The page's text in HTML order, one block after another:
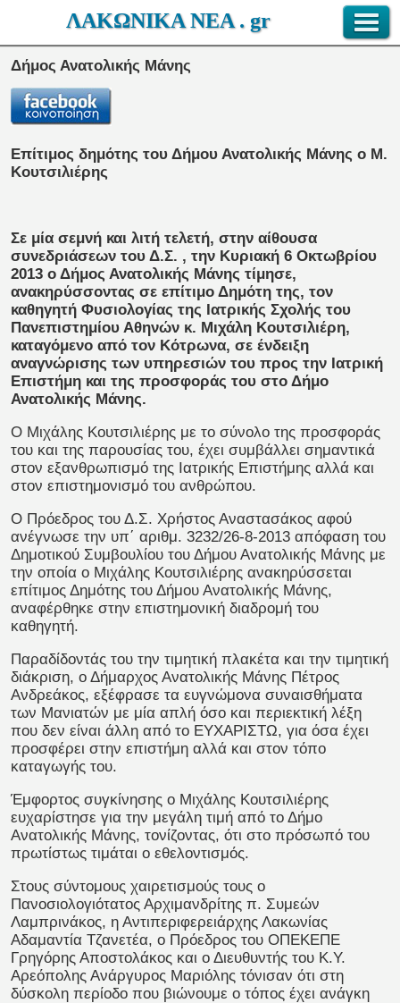
ΛΑΚΩΝΙΚΑ ΝΕΑ . gr
Δήμος Ανατολικής Μάνης
Επίτιμος δημότης του Δήμου Ανατολικής Μάνης ο Μ.
Κουτσιλιέρης
Σε μία σεμνή και λιτή τελετή, στην αίθουσα
συνεδριάσεων του Δ.Σ. , την Κυριακή 6 Οκτωβρίου
2013 ο Δήμος Ανατολικής Μάνης τίμησε,
ανακηρύσσοντας σε επίτιμο Δημότη της, τον
καθηγητή Φυσιολογίας της Ιατρικής Σχολής του
Πανεπιστημίου Αθηνών κ. Μιχάλη Κουτσιλιέρη,
καταγόμενο από τον Κότρωνα, σε ένδειξη
αναγνώρισης των υπηρεσιών του προς την Ιατρική
Επιστήμη και της προσφοράς του στο Δήμο
Ανατολικής Μάνης.
Ο Μιχάλης Κουτσιλιέρης με το σύνολο της προσφοράς
του και της παρουσίας του, έχει συμβάλλει σημαντικά
στον εξανθρωπισμό της Ιατρικής Επιστήμης αλλά και
στον επιστημονισμό του ανθρώπου.
Ο Πρόεδρος του Δ.Σ. Χρήστος Αναστασάκος αφού
ανέγνωσε την υπ΄ αριθμ. 3232/26-8-2013 απόφαση του
Δημοτικού Συμβουλίου του Δήμου Ανατολικής Μάνης με
την οποία ο Μιχάλης Κουτσιλιέρης ανακηρύσσεται
επίτιμος Δημότης του Δήμου Ανατολικής Μάνης,
αναφέρθηκε στην επιστημονική διαδρομή του
καθηγητή.
Παραδίδοντάς του την τιμητική πλακέτα και την τιμητική
διάκριση, ο Δήμαρχος Ανατολικής Μάνης Πέτρος
Ανδρεάκος, εξέφρασε τα ευγνώμονα συναισθήματα
των Μανιατών με μία απλή όσο και περιεκτική λέξη
που δεν είναι άλλη από το ΕΥΧΑΡΙΣΤΩ, για όσα έχει
προσφέρει στην επιστήμη αλλά και στον τόπο
καταγωγής του.
Έμφορτος συγκίνησης ο Μιχάλης Κουτσιλιέρης
ευχαρίστησε για την μεγάλη τιμή από το Δήμο
Ανατολικής Μάνης, τονίζοντας, ότι στο πρόσωπό του
πρωτίστως τιμάται ο εθελοντισμός.
Στους σύντομους χαιρετισμούς τους ο
Πανοσιολογιότατος Αρχιμανδρίτης π. Συμεών
Λαμπρινάκος, η Αντιπεριφερειάρχης Λακωνίας
Αδαμαντία Τζανετέα, ο Πρόεδρος του ΟΠΕΚΕΠΕ
Γρηγόρης Αποστολάκος και ο Διευθυντής του Κ.Υ.
Αρεόπολης Ανάργυρος Μαριόλης τόνισαν ότι στη
δύσκολη περίοδο που βιώνουμε ο τόπος έχει ανάγκη